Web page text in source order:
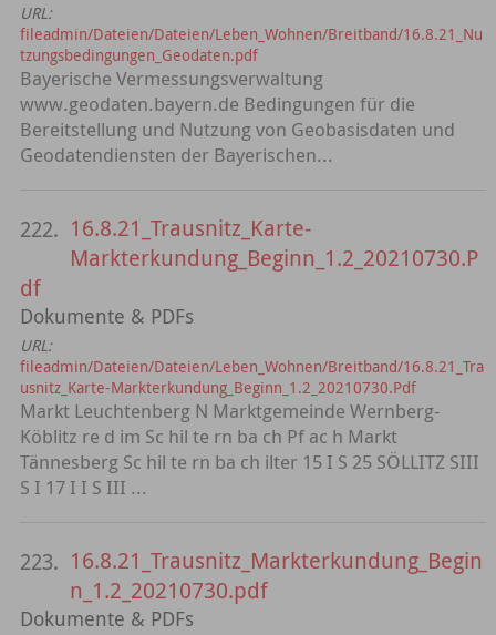
URL:
fileadmin/Dateien/Dateien/Leben_Wohnen/Breitband/16.8.21_Nu
tzungsbedingungen_Geodaten.pdf
Bayerische Vermessungsverwaltung
www.geodaten.bayern.de Bedingungen für die
Bereitstellung und Nutzung von Geobasisdaten und
Geodatendiensten der Bayerischen...
222. 16.8.21_Trausnitz_Karte-
Markterkundung_Beginn_1.2_20210730.P
df
Dokumente & PDFs
URL:
fileadmin/Dateien/Dateien/Leben_Wohnen/Breitband/16.8.21_Tra
usnitz_Karte-Markterkundung_Beginn_1.2_20210730.Pdf
Markt Leuchtenberg N Marktgemeinde Wernberg-
Köblitz re d im Sc hil te rn ba ch Pf ac h Markt
Tännesberg Sc hil te rn ba ch ilter 15 I S 25 SÖLLITZ SIII
S I 17 I I S III ...
223. 16.8.21_Trausnitz_Markterkundung_Begin
n_1.2_20210730.pdf
Dokumente & PDFs